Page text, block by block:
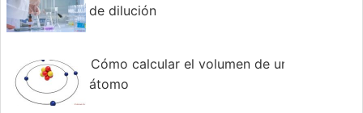
de dilución
Cómo calcular el volumen de un
átomo